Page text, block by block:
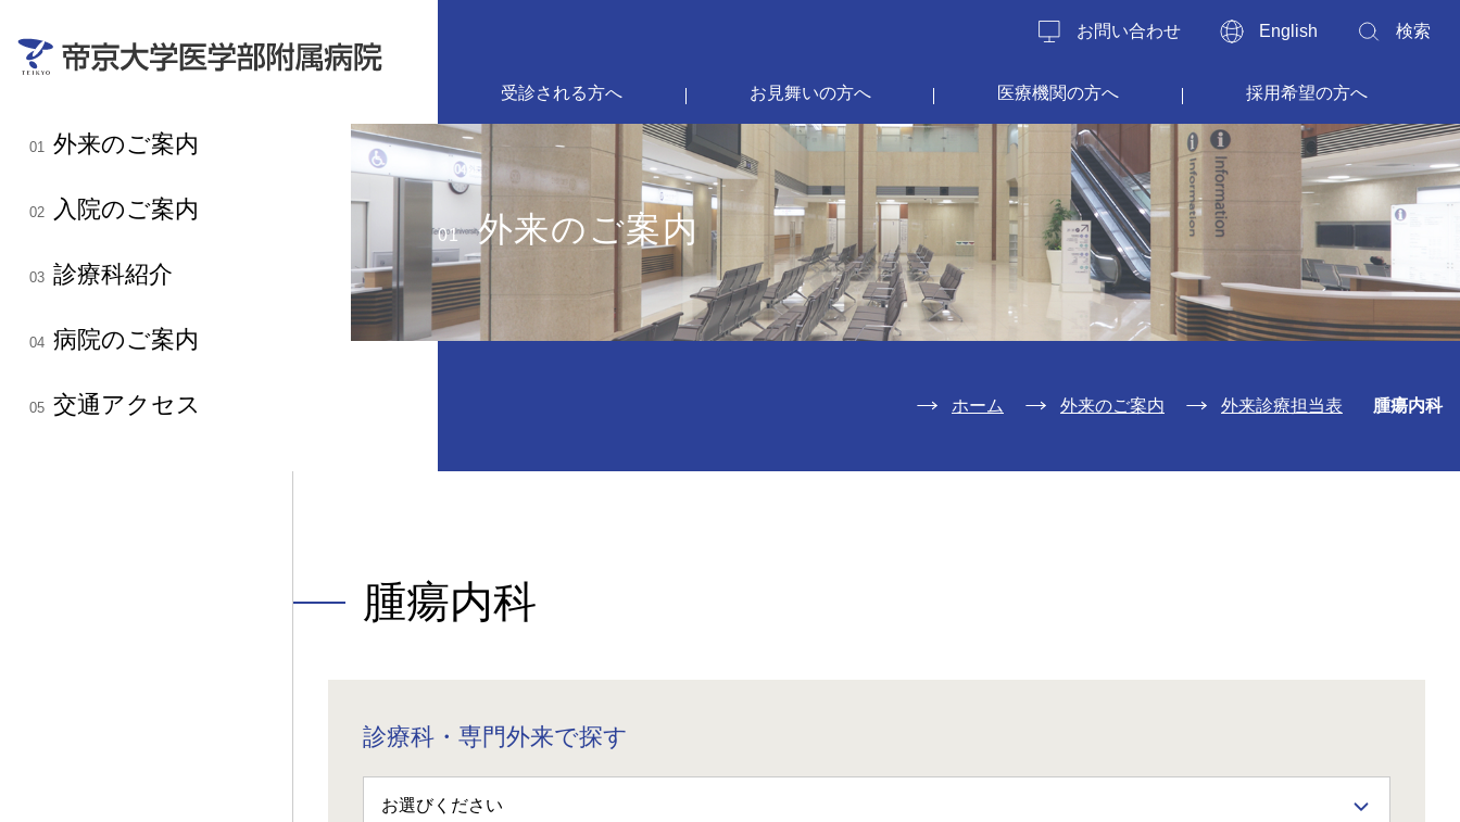
01 外来のご案内
02 入院のご案内
03 診療科紹介
04 病院のご案内
05 交通アクセス
お問い合わせ English 検索
受診される方へ お見舞いの方へ 医療機関の方へ 採用希望の方へ
01 外来のご案内
ホーム 外来のご案内 外来診療担当表 腫瘍内科
腫瘍内科
診療科・専門外来で探す